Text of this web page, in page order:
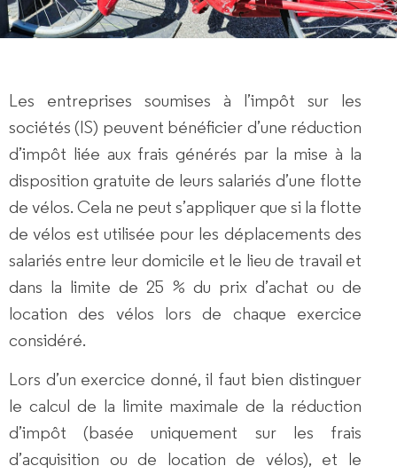
Les entreprises soumises à l’impôt sur les
sociétés (IS) peuvent bénéficier d’une réduction
d’impôt liée aux frais générés par la mise à la
disposition gratuite de leurs salariés d’une flotte
de vélos. Cela ne peut s’appliquer que si la flotte
de vélos est utilisée pour les déplacements des
salariés entre leur domicile et le lieu de travail et
dans la limite de 25 % du prix d’achat ou de
location des vélos lors de chaque exercice
considéré.
Lors d’un exercice donné, il faut bien distinguer
le calcul de la limite maximale de la réduction
d’impôt (basée uniquement sur les frais
d’acquisition ou de location de vélos), et le